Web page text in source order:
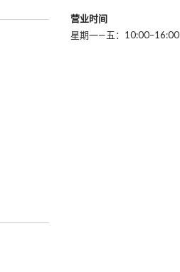
营业时间
星期一—五：10:00–16:00